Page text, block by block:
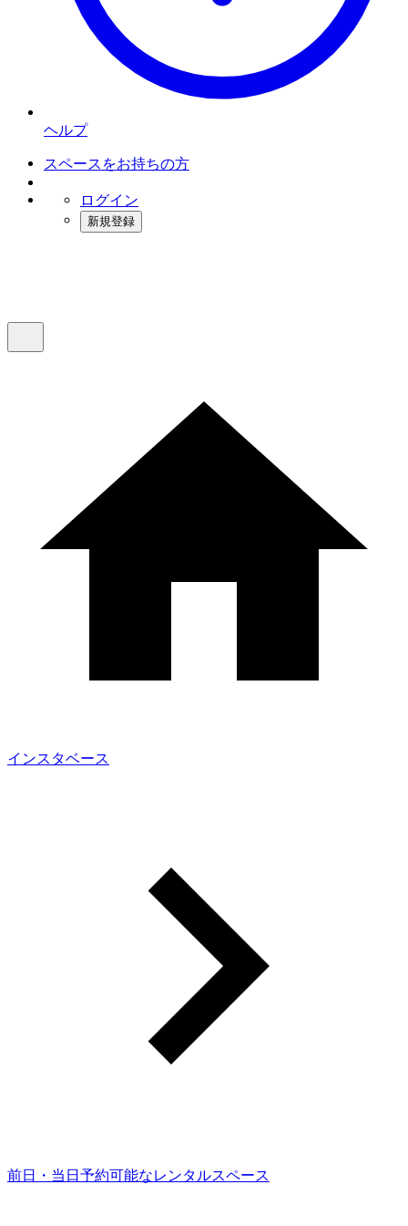
ヘルプ
スペースをお持ちの方
ログイン
新規登録
インスタベース
前日・当日予約可能なレンタルスペース